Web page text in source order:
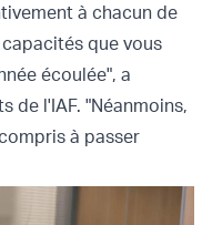
à chacun de
que vous
écoulée", a
de l'IAF. "Néanmoins,
à passer